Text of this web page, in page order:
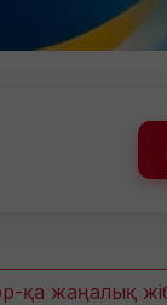
қа жаңалық